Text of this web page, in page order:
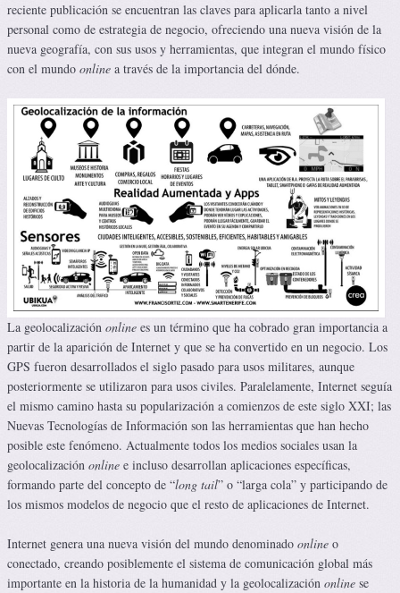
reciente publicación se encuentran las claves para aplicarla tanto a nivel
personal como de estrategia de negocio, ofreciendo una nueva visión de la
nueva geografía, con sus usos y herramientas, que integran el mundo físico
con el mundo online a través de la importancia del dónde.
La geolocalización online es un término que ha cobrado gran importancia a
partir de la aparición de Internet y que se ha convertido en un negocio. Los
GPS fueron desarrollados el siglo pasado para usos militares, aunque
posteriormente se utilizaron para usos civiles. Paralelamente, Internet seguía
el mismo camino hasta su popularización a comienzos de este siglo XXI; las
Nuevas Tecnologías de Información son las herramientas que han hecho
posible este fenómeno. Actualmente todos los medios sociales usan la
geolocalización online e incluso desarrollan aplicaciones específicas,
formando parte del concepto de “long tail” o “larga cola” y participando de
los mismos modelos de negocio que el resto de aplicaciones de Internet.
Internet genera una nueva visión del mundo denominado online o
conectado, creando posiblemente el sistema de comunicación global más
importante en la historia de la humanidad y la geolocalización online se